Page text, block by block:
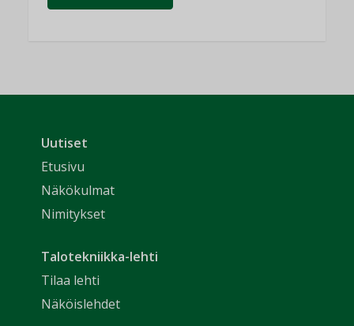
Uutiset
Etusivu
Näkökulmat
Nimitykset
Talotekniikka-lehti
Tilaa lehti
Näköislehdet